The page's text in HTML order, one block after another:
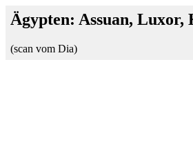
Ägypten: Assuan, Luxor,
(scan vom Dia)